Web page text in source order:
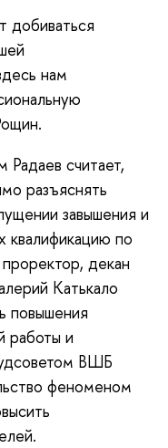
добиваться
нам
считает,
разъяснять
завышения и
квалификацию по
декан
Катькало
повышения
работы и
ВШБ
феноменом